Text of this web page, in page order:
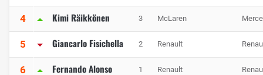
4 Kimi Räikkönen 3 McLaren
5 Giancarlo Fisichella 2 Renault
6 Fernando Alonso 1 Renault